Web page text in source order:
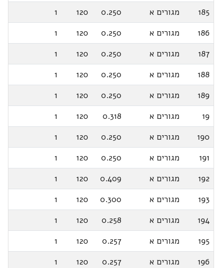
185
מגורים א 0.250
120
1
186
מגורים א 0.250
120
1
187
מגורים א 0.250
120
1
188
מגורים א 0.250
120
1
189
מגורים א 0.250
120
1
19
מגורים א 0.318
120
1
190
מגורים א 0.250
120
1
191
מגורים א 0.250
120
1
192
מגורים א 0.409
120
1
193
מגורים א 0.300
120
1
194
מגורים א 0.258
120
1
195
מגורים א 0.257
120
1
196
מגורים א 0.257
120
1